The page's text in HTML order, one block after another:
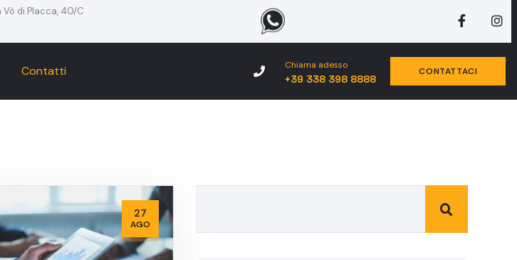
Vò di Placca, 40/C
Contatti Chiama adesso
+39 338 398 8888
CONTATTACI
27
AGO